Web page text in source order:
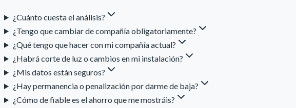
¿Cuánto cuesta el análisis?
¿Tengo que cambiar de compañía obligatoriamente?
¿Qué tengo que hacer con mi compañía actual?
¿Habrá corte de luz o cambios en mi instalación?
¿Mis datos están seguros?
¿Hay permanencia o penalización por darme de baja?
¿Cómo de fiable es el ahorro que me mostráis?